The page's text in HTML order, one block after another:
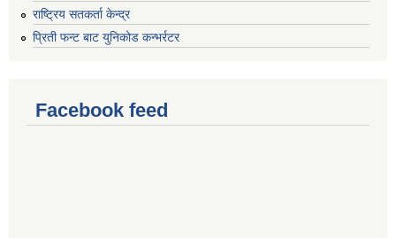
राष्ट्रिय सतकर्ता केन्द्र
प्रिती फन्ट बाट युनिकोड कन्भर्रटर
Facebook feed